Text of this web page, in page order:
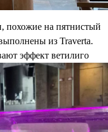
похожие на пятнистый
из Traverta.
эффект ветилиго